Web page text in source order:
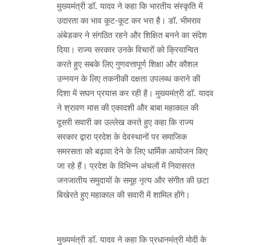
मुख्यमंत्री डॉ. यादव ने कहा कि भारतीय संस्कृति में
उदारता का भाव कूट-कूट कर भरा है। डॉ. भीमराव
अंबेडकर ने संगठित रहने और शिक्षित बनने का संदेश
दिया। राज्य सरकार उनके विचारों को क्रियान्वित
करते हुए सबके लिए गुणवत्तापूर्ण शिक्षा और कौशल
उन्नयन के लिए तकनीकी दक्षता उपलब्ध कराने की
दिशा में सघन प्रयास कर रही है। मुख्यमंत्री डॉ. यादव
ने श्रावण मास की एकादशी और बाबा महाकाल की
दूसरी सवारी का उल्लेख करते हुए कहा कि राज्य
सरकार द्वारा प्रदेश के देवस्थानों पर समाजिक
समरसता को बढ़ावा देने के लिए धार्मिक आयोजन किए
जा रहे हैं। प्रदेश के विभिन्न अंचलों में निवासरत
जनजातीय समुदायों के समूह नृत्य और संगीत की छटा
बिखेरते हुए महाकाल की सवारी में शामिल होंगे।
मुख्यमंत्री डॉ. यादव ने कहा कि प्रधानमंत्री मोदी के